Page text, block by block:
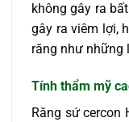
không gây ra
gây ra viêm lợi,
răng như những
Tính thẩm mỹ
Răng sứ